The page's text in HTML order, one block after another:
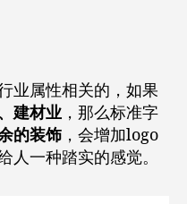
业属性相关的，如果
建材业 ，那么标准字
的装饰 ，会增加logo
人一种踏实的感觉。